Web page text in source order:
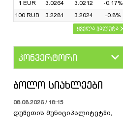
1 EUR
3.0264 3.0212
-0.17%
100 RUB
3.2281 3.2024
-0.8%
ყველა ვალუტა
კონვერტორი
ᲑᲝᲚᲝ ᲡᲘᲐᲮᲚᲔᲔᲑᲘ
08.08.2026 / 18:15
დუშეთის მუნიციპალიტეტში,